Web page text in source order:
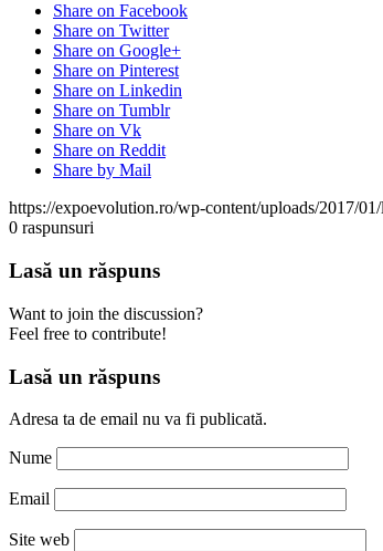
Share on Facebook
Share on Twitter
Share on Google+
Share on Pinterest
Share on Linkedin
Share on Tumblr
Share on Vk
Share on Reddit
Share by Mail
https://expoevolution.ro/wp-content/uploads/2017/
0 raspunsuri
Lasă un răspuns
Want to join the discussion?
Feel free to contribute!
Lasă un răspuns
Adresa ta de email nu va fi publicată.
Nume
Email
Site web